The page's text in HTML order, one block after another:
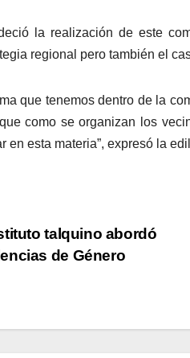
la realización de este
regional pero también el
que tenemos dentro de la
como se organizan los
en esta materia”, expresó la
talquino abordó
de Género